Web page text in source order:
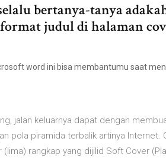
bertanya-tanya
judul di halaman
word ini bisa membantumu saat
jalan keluarnya dapat dengan
pola piramida terbalik artinya Internet.
(lima) rangkap yang dijilid Soft Cover